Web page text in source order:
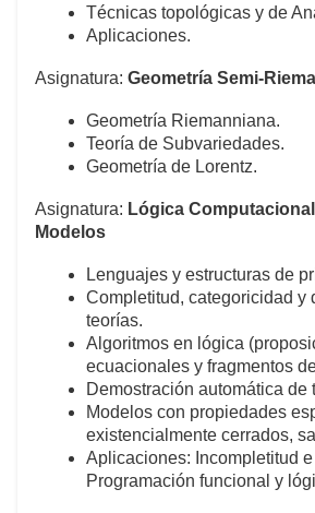
Técnicas topológicas y de
Aplicaciones.
Asignatura: Geometría Semi-
Geometría Riemanniana.
Teoría de Subvariedades.
Geometría de Lorentz.
Asignatura: Lógica
Modelos
Lenguajes y estructuras de
Completitud, categoricidad y
teorías.
Algoritmos en lógica
ecuacionales y fragmentos
Demostración automática de
Modelos con propiedades
existencialmente cerrados,
Aplicaciones: Incompletitud
Programación funcional y